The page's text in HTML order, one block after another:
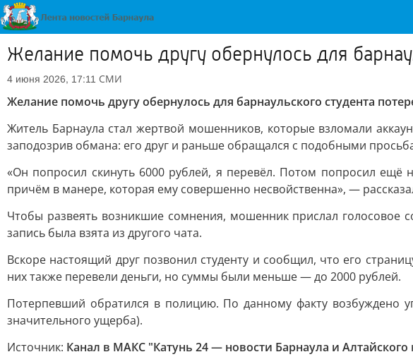
Желание помочь другу обернулось для
4 июня 2026, 17:11 СМИ
Желание помочь другу обернулось для барнаульского студента
Житель Барнаула стал жертвой мошенников, которые взломали
заподозрив обмана: его друг и раньше обращался с подобными
«Он попросил скинуть 6000 рублей, я перевёл. Потом попросил
причём в манере, которая ему совершенно несвойственна», —
Чтобы развеять возникшие сомнения, мошенник прислал голосовое
запись была взята из другого чата.
Вскоре настоящий друг позвонил студенту и сообщил, что его
них также перевели деньги, но суммы были меньше — до 2000 рублей.
Потерпевший обратился в полицию. По данному факту возбуждено
значительного ущерба).
Источник: Канал в МАКС "Катунь 24 — новости Барнаула и Алтайского